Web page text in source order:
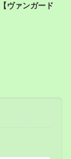
ヴァンガード